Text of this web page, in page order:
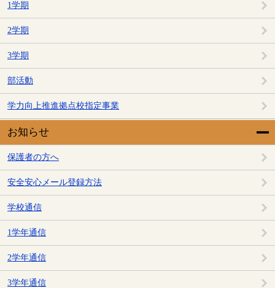
1学期
2学期
3学期
部活動
学力向上推進拠点校指定事業
お知らせ
保護者の方へ
安全安心メール登録方法
学校通信
1学年通信
2学年通信
3学年通信